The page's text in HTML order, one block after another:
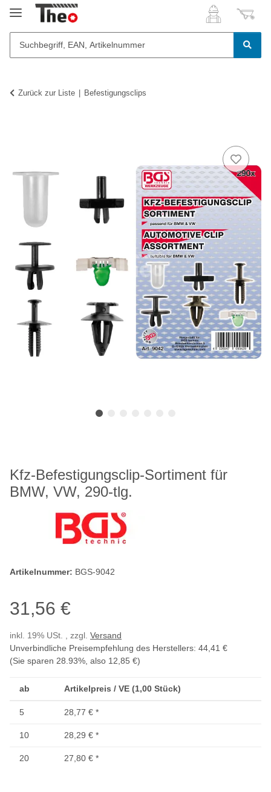
Zurück zur Liste Befestigungsclips
Kfz-Befestigungsclip-Sortiment für
BMW, VW, 290-tlg.
Artikelnummer: BGS-9042
31,56 €
inkl. 19% USt. , zzgl. Versand
Unverbindliche Preisempfehlung des Herstellers: 44,41 €
(Sie sparen 28.93% , also 12,85 €)
ab Artikelpreis / VE (1,00 Stück)
5 28,77 € *
10 28,29 € *
20 27,80 € *